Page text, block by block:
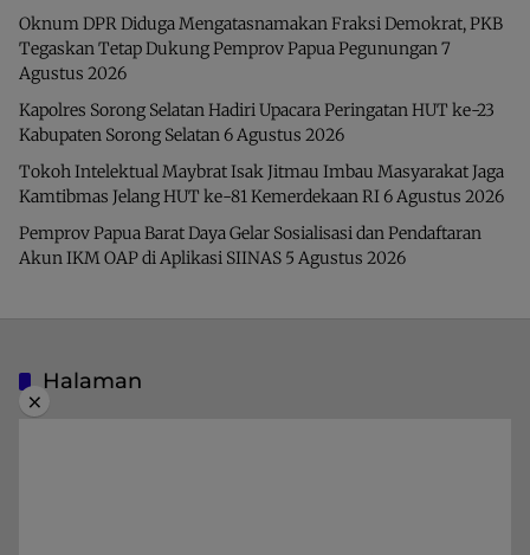
Oknum DPR Diduga Mengatasnamakan Fraksi Demokrat, PKB
Tegaskan Tetap Dukung Pemprov Papua Pegunungan7
Agustus 2026
Kapolres Sorong Selatan Hadiri Upacara Peringatan HUT ke-23
Kabupaten Sorong Selatan6 Agustus 2026
Tokoh Intelektual Maybrat Isak Jitmau Imbau Masyarakat Jaga
Kamtibmas Jelang HUT ke-81 Kemerdekaan RI6 Agustus 2026
Pemprov Papua Barat Daya Gelar Sosialisasi dan Pendaftaran
Akun IKM OAP di Aplikasi SIINAS 5 Agustus 2026
Halaman
×